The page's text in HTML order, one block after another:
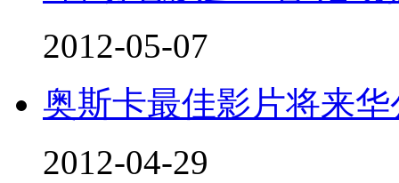
2012-05-07
奥斯卡最佳影片将来
2012-04-29